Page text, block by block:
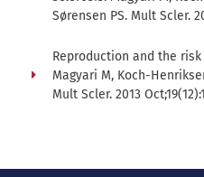
Sørensen PS. Mult Scler.
Reproduction and the
Magyari M, Koch-
Mult Scler. 2013